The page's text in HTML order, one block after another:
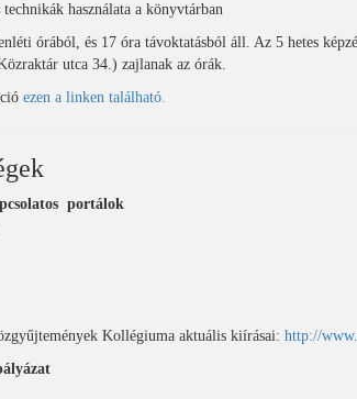
használata a könyvtárban
órából, és 17 óra távoktatásból áll. Az 5 hetes
utca 34.) zajlanak az órák.
ezen a linken található.
portálok
Kollégiuma aktuális kiírásai: http://